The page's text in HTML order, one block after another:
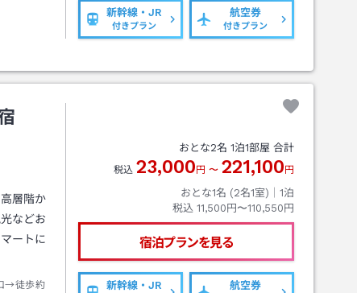
新幹線・JR
付きプラン
航空券
付きプラン
層階か
などお
ートに
→徒歩約
おとな2名 1泊1部屋 合計
税込 23,000 円 〜 221,100 円
おとな1名 (2名1室)｜ 1泊
税込 11,500円〜110,550円
宿泊プランを見る
新幹線・JR 航空券